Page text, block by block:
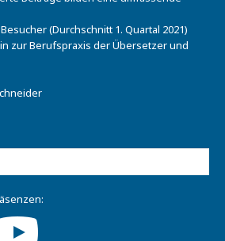
(Durchschnitt 1. Quartal 2021)
zur Berufspraxis der Übersetzer und